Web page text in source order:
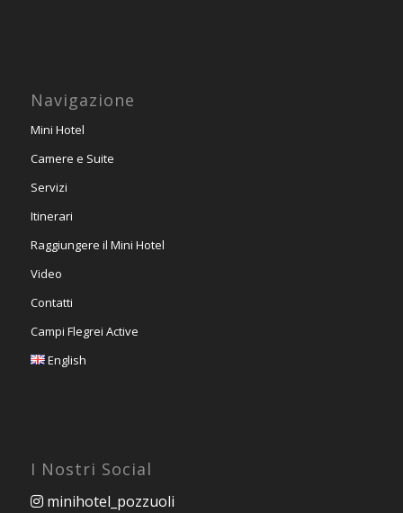
Navigazione
Mini Hotel
Camere e Suite
Servizi
Itinerari
Raggiungere il Mini Hotel
Video
Contatti
Campi Flegrei Active
English
I Nostri Social
minihotel_pozzuoli